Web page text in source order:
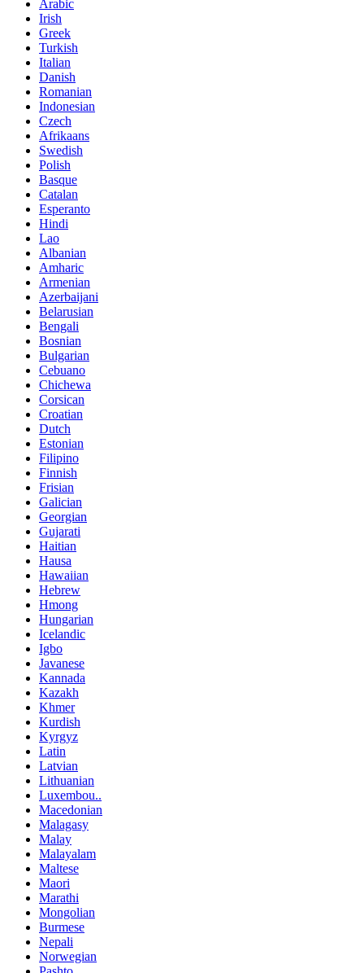
Arabic
Irish
Greek
Turkish
Italian
Danish
Romanian
Indonesian
Czech
Afrikaans
Swedish
Polish
Basque
Catalan
Esperanto
Hindi
Lao
Albanian
Amharic
Armenian
Azerbaijani
Belarusian
Bengali
Bosnian
Bulgarian
Cebuano
Chichewa
Corsican
Croatian
Dutch
Estonian
Filipino
Finnish
Frisian
Galician
Georgian
Gujarati
Haitian
Hausa
Hawaiian
Hebrew
Hmong
Hungarian
Icelandic
Igbo
Javanese
Kannada
Kazakh
Khmer
Kurdish
Kyrgyz
Latin
Latvian
Lithuanian
Luxembou..
Macedonian
Malagasy
Malay
Malayalam
Maltese
Maori
Marathi
Mongolian
Burmese
Nepali
Norwegian